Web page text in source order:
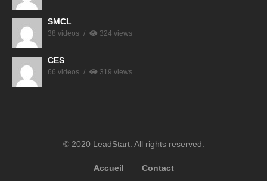
SMCL
38 videos 324 views
CES
66 videos 319 views
© 2020 LeadStart. All rights reserved.
Accueil Contact